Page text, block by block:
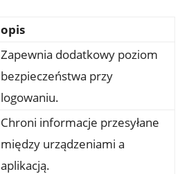
opis
Zapewnia dodatkowy poziom
bezpieczeństwa przy
logowaniu.
Chroni informacje przesyłane
między urządzeniami a
aplikacją.